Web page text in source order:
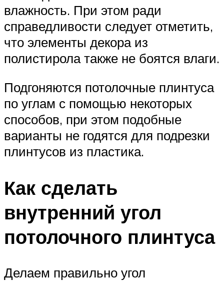
влажность. При этом ради
справедливости следует отметить,
что элементы декора из
полистирола также не боятся влаги.
Подгоняются потолочные плинтуса
по углам с помощью некоторых
способов, при этом подобные
варианты не годятся для подрезки
плинтусов из пластика.
Как сделать
внутренний угол
потолочного плинтуса
Делаем правильно угол